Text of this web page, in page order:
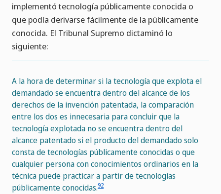
implementó tecnología públicamente conocida o
que podía derivarse fácilmente de la públicamente
conocida. El Tribunal Supremo dictaminó lo
siguiente:
A la hora de determinar si la tecnología que explota el
demandado se encuentra dentro del alcance de los
derechos de la invención patentada, la comparación
entre los dos es innecesaria para concluir que la
tecnología explotada no se encuentra dentro del
alcance patentado si el producto del demandado solo
consta de tecnologías públicamente conocidas o que
cualquier persona con conocimientos ordinarios en la
técnica puede practicar a partir de tecnologías
públicamente conocidas.92